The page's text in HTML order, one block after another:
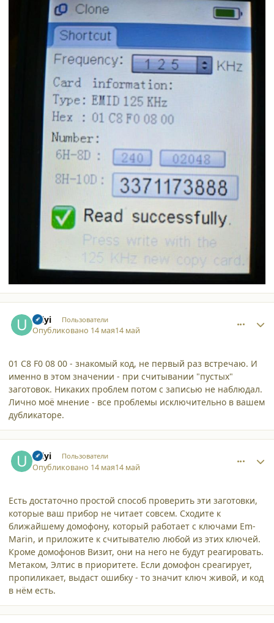
Uilyi Пользователи
Опубликовано 14 мая14 май
01 C8 F0 08 00 - знакомый код, не первый раз встречаю. И
именно в этом значении - при считывании "пустых"
заготовок. Никаких проблем потом с записью не наблюдал.
Лично моё мнение - все проблемы исключительно в вашем
дубликаторе.
Uilyi Пользователи
Опубликовано 14 мая14 май
Есть достаточно простой способ проверить эти заготовки,
которые ваш прибор не читает совсем. Сходите к
ближайшему домофону, который работает с ключами Em-
Marin, и приложите к считывателю любой из этих ключей.
Кроме домофонов Визит, они на него не будут реагировать.
Метаком, Элтис в приоритете. Если домофон среагирует,
пропиликает, выдаст ошибку - то значит ключ живой, и код
в нём есть.